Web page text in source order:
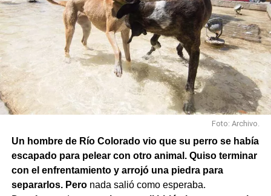
Foto: Archivo.
Un hombre de Río Colorado vio que su perro se había
escapado para pelear con otro animal. Quiso terminar
con el enfrentamiento y arrojó una piedra para
separarlos. Peronada salió como esperaba.